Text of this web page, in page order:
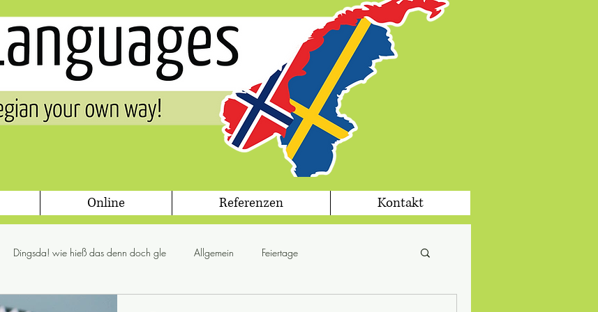
Online Referenzen Kontakt
Dingsda! wie hieß das denn doch gle Allgemein Feiertage